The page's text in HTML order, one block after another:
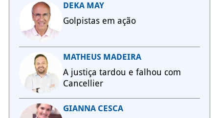
DEKA MAY
Golpistas em ação
MATHEUS MADEIRA
A justiça tardou e falhou com
Cancellier
GIANNA CESCA